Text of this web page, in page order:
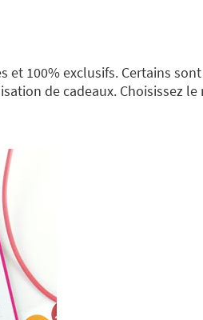
et 100% exclusifs. Certains
de cadeaux. Choisissez